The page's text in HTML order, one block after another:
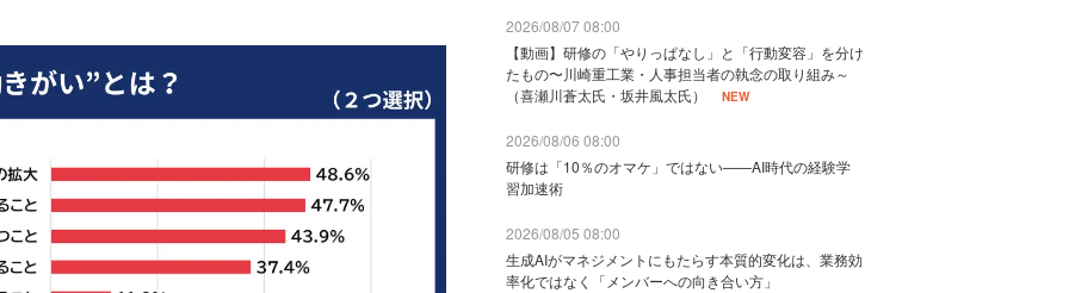
2026/08/07 08:00
【動画】研修の「やりっぱなし」と「行動変容」を分け
たもの〜川崎重工業・人事担当者の執念の取り組み～
（喜瀬川蒼太氏・坂井風太氏）
NEW
2026/08/06 08:00
研修は「10％のオマケ」ではない——AI時代の経験学
習加速術
2026/08/05 08:00
生成AIがマネジメントにもたらす本質的変化は、業務効
率化ではなく「メンバーへの向き合い方」